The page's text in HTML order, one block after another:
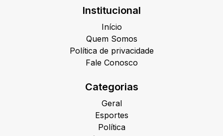
Institucional
Início
Quem Somos
Política de privacidade
Fale Conosco
Categorias
Geral
Esportes
Política